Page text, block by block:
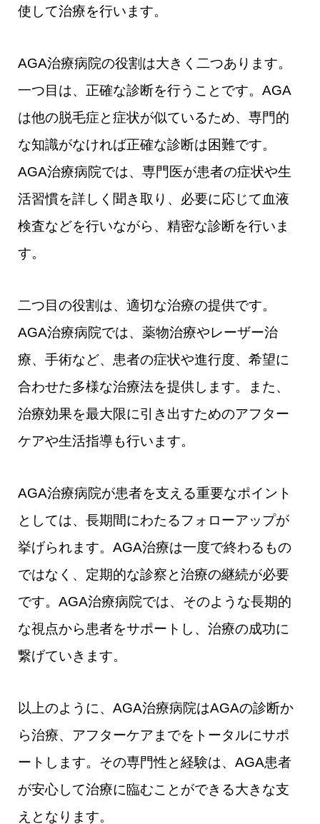
使して治療を行います。
AGA治療病院の役割は大きく二つあります。
一つ目は、正確な診断を行うことです。AGA
は他の脱毛症と症状が似ているため、専門的
な知識がなければ正確な診断は困難です。
AGA治療病院では、専門医が患者の症状や生
活習慣を詳しく聞き取り、必要に応じて血液
検査などを行いながら、精密な診断を行いま
す。
二つ目の役割は、適切な治療の提供です。
AGA治療病院では、薬物治療やレーザー治
療、手術など、患者の症状や進行度、希望に
合わせた多様な治療法を提供します。また、
治療効果を最大限に引き出すためのアフター
ケアや生活指導も行います。
AGA治療病院が患者を支える重要なポイント
としては、長期間にわたるフォローアップが
挙げられます。AGA治療は一度で終わるもの
ではなく、定期的な診察と治療の継続が必要
です。AGA治療病院では、そのような長期的
な視点から患者をサポートし、治療の成功に
繋げていきます。
以上のように、AGA治療病院はAGAの診断か
ら治療、アフターケアまでをトータルにサポ
ートします。その専門性と経験は、AGA患者
が安心して治療に臨むことができる大きな支
えとなります。